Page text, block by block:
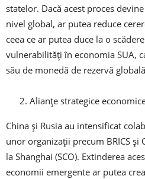
statelor. Dacă acest proces
nivel global, ar putea reduce
ceea ce ar putea duce la o
vulnerabilități în economia SUA,
său de monedă de rezervă
Alianțe strategice
China și Rusia au intensificat
unor organizații precum BRICS și
la Shanghai (SCO). Extinderea
economii emergente ar putea